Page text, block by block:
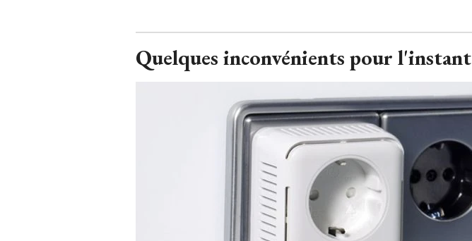
Quelques inconvénients pour l'instant